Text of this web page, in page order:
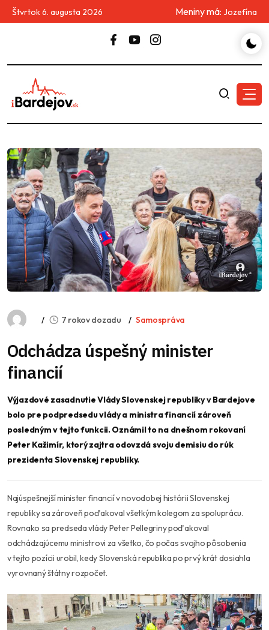
Štvrtok 6. augusta 2026 Meniny má: Jozefína
7 rokov dozadu Samospráva
Odchádza úspešný minister
financií
Výjazdové zasadnutie Vlády Slovenskej republiky v Bardejove
bolo pre podpredsedu vlády a ministra financií zároveň
posledným v tejto funkcii. Oznámil to na dnešnom rokovaní
Peter Kažimír, ktorý zajtra odovzdá svoju demisiu do rúk
prezidenta Slovenskej republiky.
Najúspešnejší minister financií v novodobej histórii Slovenskej
republiky sa zároveň poďakoval všetkým kolegom za spoluprácu.
Rovnako sa predseda vlády Peter Pellegriny poďakoval
odchádzajúcemu ministrovi za všetko, čo počas svojho pôsobenia
v tejto pozícii urobil, kedy Slovenská republika po prvý krát dosiahla
vyrovnaný štátny rozpočet.